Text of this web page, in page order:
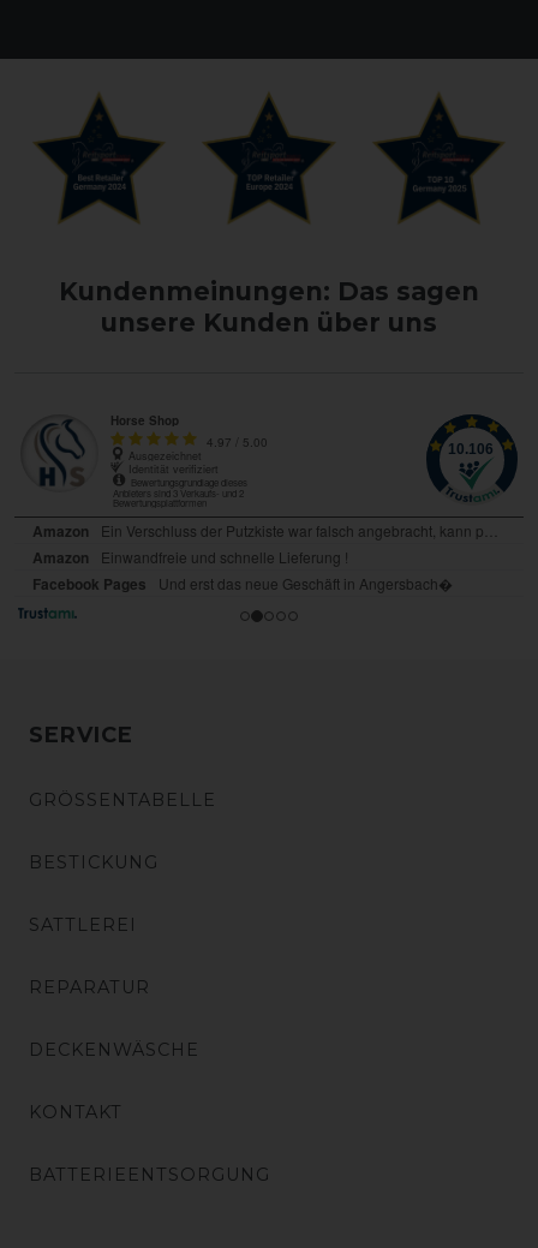
Kundenmeinungen: Das sagen
unsere Kunden über uns
SERVICE
GRÖSSENTABELLE
BESTICKUNG
SATTLEREI
REPARATUR
DECKENWÄSCHE
KONTAKT
BATTERIEENTSORGUNG